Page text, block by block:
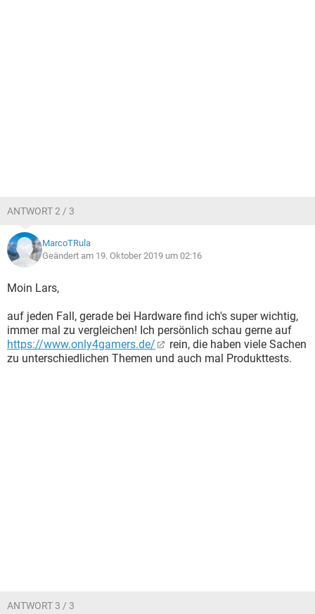
ANTWORT 2 / 3
MarcoTRula
Geändert am 19. Oktober 2019 um 02:16
Moin Lars,
auf jeden Fall, gerade bei Hardware find ich's super wichtig,
immer mal zu vergleichen! Ich persönlich schau gerne auf
https://www.only4gamers.de/
rein, die haben viele Sachen
zu unterschiedlichen Themen und auch mal Produkttests.
ANTWORT 3 / 3